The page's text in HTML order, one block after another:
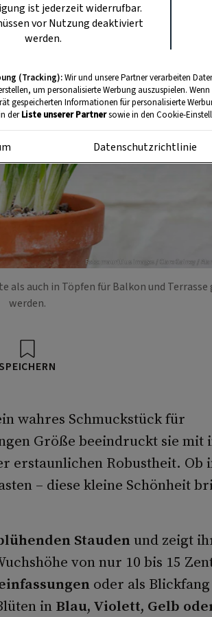
Foto: mauritius images / Clare Gainey /
als auch in Töpfen für Balkon und
werden.
wahres Schmuckstück für
Größe beeindruckt sie mit
erstaunlichen Robustheit. Ob
– diese kleine Schönheit
Staudenund zeigt
von nur 10 bis 15
oder als
in Blau, Violett, Gelb
ist jederzeit widerrufbar.
vor Nutzung deaktiviert
werden.
(Tracking):Wir und unsere Partner verarbeiten
um personalisierte Werbung auszuspielen.
gespeicherten Informationen für personalisierte
derListe unserer Partnersowie in den Cookie-
Datenschutzrichtlinie